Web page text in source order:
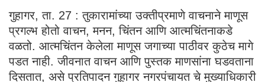
गुहागर, ता. 27 : तुकारामांच्या उक्तीप्रमाणे वाचनाने माणूस
प्रगल्भ होतो वाचन, मनन, चिंतन आणि आत्मचिंतनाकडे
वळतो. आत्मचिंतन केलेला माणूस जगाच्या पाठीवर कुठेच मागे
पडत नाही. जीवनात वाचन आणि पुस्तक माणसांना घडवताना
दिसतात, असे प्रतिपादन गुहागर नगरपंचायत चे मुख्याधिकारी